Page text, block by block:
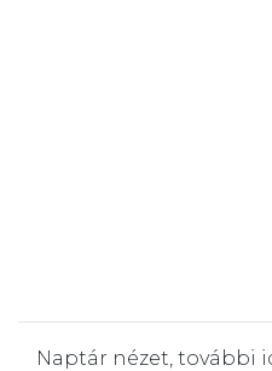
Naptár nézet, további